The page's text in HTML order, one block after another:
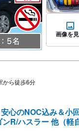
画像を
から徒歩6分
心のNOC込み＆小
R/ハスラー 他（軽